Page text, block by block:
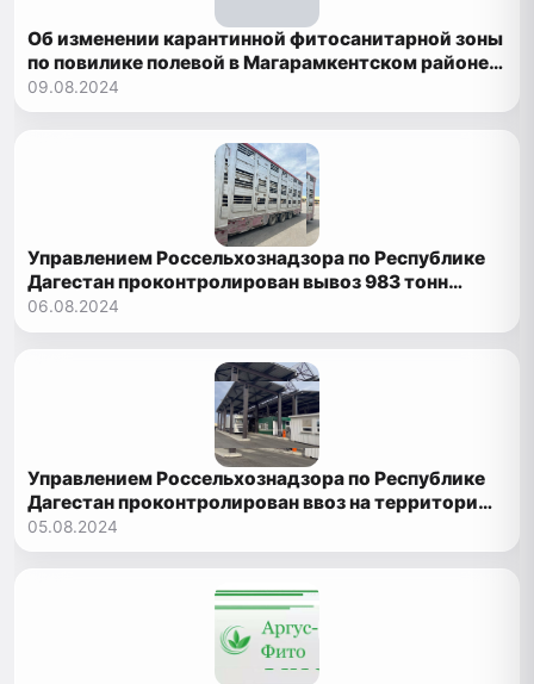
Об изменении карантинной фитосанитарной зоны
по повилике полевой в Магарамкентском районе
Республики Дагестан
09.08.2024
Управлением Россельхознадзора по Республике
Дагестан проконтролирован вывоз 983 тонн
животноводческой продукции
06.08.2024
Управлением Россельхознадзора по Республике
Дагестан проконтролирован ввоз на территорию
РФ более 146 тыс. тонн плодоовощной продукции
05.08.2024